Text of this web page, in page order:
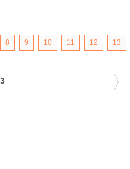
8 9 10 11 12 13
〉